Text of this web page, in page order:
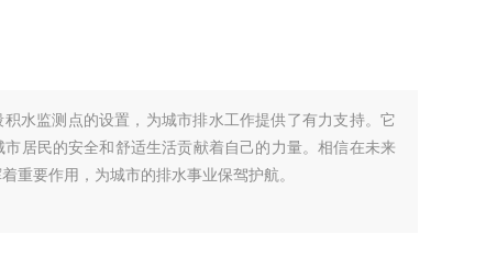
水监测点的设置，为城市排水工作提供了有力支持。它
居民的安全和舒适生活贡献着自己的力量。相信在未来
重要作用，为城市的排水事业保驾护航。